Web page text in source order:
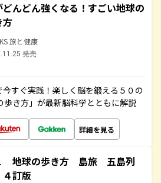
どんどん強くなる！すごい地球の
方
旅と健康
発売
すぐ実践！楽しく脳を鍛える５０の
歩き方」が最新脳科学とともに解説
詳細を見る
地球の歩き方 島旅 五島列
訂版